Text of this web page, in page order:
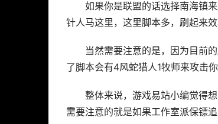
如果你是联盟的话选择南海镇
针人马这里，这里脚本多，刷起来
当然需要注意的是，因为目前
了脚本会有4风蛇猎人1牧师来攻击
整体来说，游戏易站小编觉得
需要注意的就是如果工作室派保镖